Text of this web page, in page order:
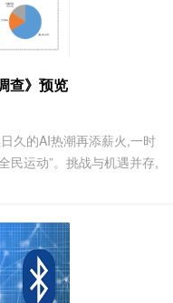
查》预览
久的AI热潮再添薪火,一时
民运动”。挑战与机遇并存,